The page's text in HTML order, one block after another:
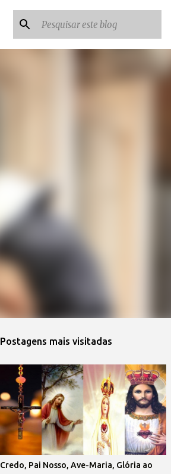
Postagens mais visitadas
Credo, Pai Nosso, Ave-Maria, Glória ao